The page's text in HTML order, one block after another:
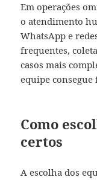
Em operações
o atendimento
WhatsApp e
frequentes,
casos mais
equipe
Como
certos
A escolha dos